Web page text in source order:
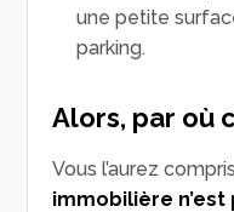
une petite
parking.
Alors, par où
Vous l’aurez
immobilière